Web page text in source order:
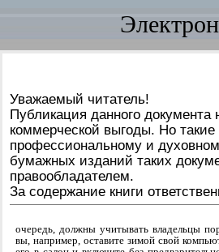
Уважаемый читатель!
Публикация данного документа
коммерческой выгоды. Но
профессиональному и
бумажных изданий таких
правообладателем.
За содержание книги
очередь, должны учитывать владельцы
вы, например, оставите зимой свой